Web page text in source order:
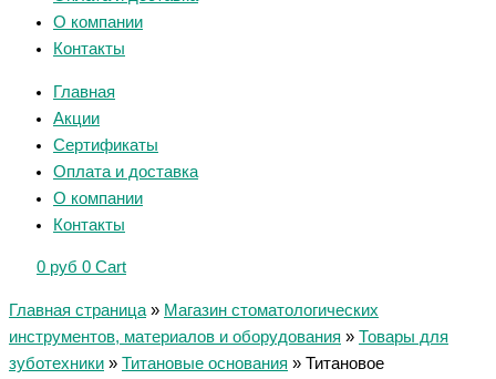
О компании
Контакты
Главная
Акции
Сертификаты
Оплата и доставка
О компании
Контакты
0 руб 0 Cart
Главная страница » Магазин стоматологических
инструментов, материалов и оборудования » Товары для
зуботехники » Титановые основания » Титановое